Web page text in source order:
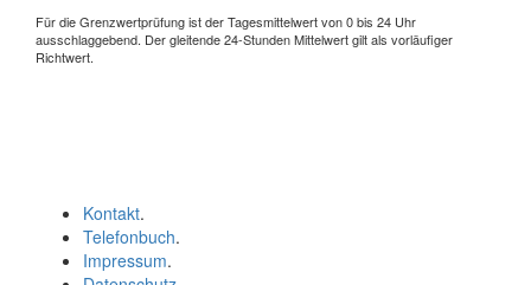
Für die Grenzwertprüfung ist der Tagesmittelwert von 0 bis 24 Uhr
ausschlaggebend. Der gleitende 24-Stunden Mittelwert gilt als vorläufiger
Richtwert.
Kontakt.
Telefonbuch.
Impressum.